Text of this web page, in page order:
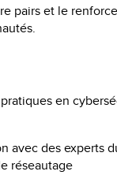
pairs et le
en
avec des experts
réseautage